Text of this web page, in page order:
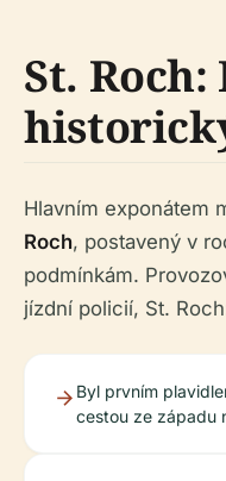
St.
Hlavním exponátem
Roch, postavený v
podmínkám.
jízdní policií, St.
Byl prvním
cestou ze západu